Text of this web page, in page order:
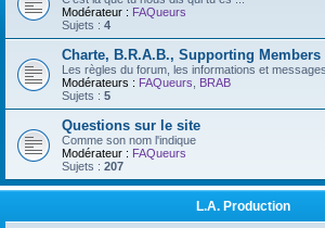
Modérateur : FAQueurs
Sujets : 4
Charte, B.R.A.B., Supporting
Les règles du forum, les informations et
Modérateurs : FAQueurs
BRAB
Sujets : 5
Questions sur le site
Comme son nom l'indique
Modérateur : FAQueurs
Sujets : 207
L.A. Production